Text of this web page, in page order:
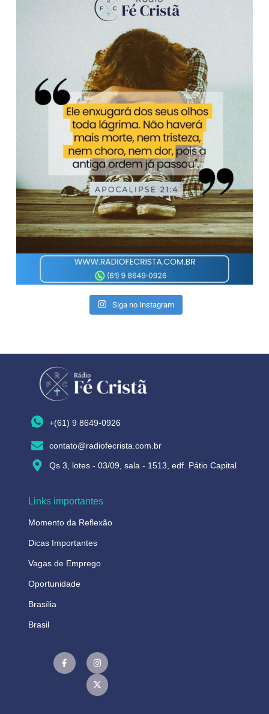
Siga no Instagram
+(61) 9 8649-0926
contato@radiofecrista.com.br
Qs 3, lotes - 03/09, sala - 1513, edf. Pátio Capital
Links importantes
Momento da Reflexão
Dicas Importantes
Vagas de Emprego
Oportunidade
Brasília
Brasil